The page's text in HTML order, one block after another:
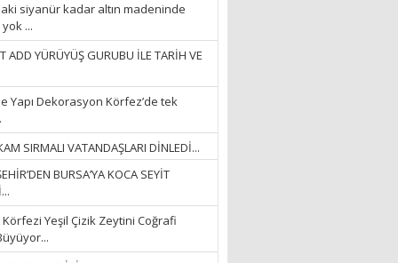
siyanür kadar altın madeninde
...
ADD YÜRÜYÜŞ GURUBU İLE TARİH VE
Yapı Dekorasyon Körfez’de tek
SIRMALI VATANDAŞLARI DİNLEDİ...
BURSA’YA KOCA SEYİT
Yeşil Çizik Zeytini Coğrafi